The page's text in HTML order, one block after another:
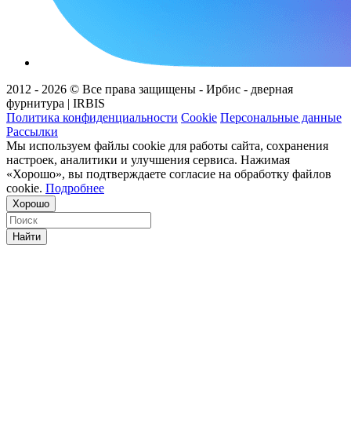
2012 - 2026 © Все права защищены - Ирбис - дверная
фурнитура | IRBIS
Политика конфиденциальности Cookie Персональные данные
Рассылки
Мы используем файлы cookie для работы сайта, сохранения
настроек, аналитики и улучшения сервиса. Нажимая
«Хорошо», вы подтверждаете согласие на обработку файлов
cookie. Подробнее
Хорошо
Найти